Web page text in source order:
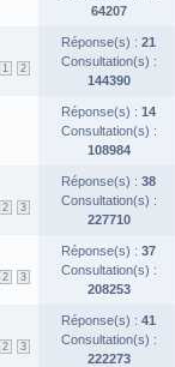
64207
1 2
Réponse(s) : 21
Consultation(s) :
144390
Réponse(s) : 14
Consultation(s) :
108984
2 3
Réponse(s) : 38
Consultation(s) :
227710
2 3
Réponse(s) : 37
Consultation(s) :
208253
2 3
Réponse(s) : 41
Consultation(s) :
222273